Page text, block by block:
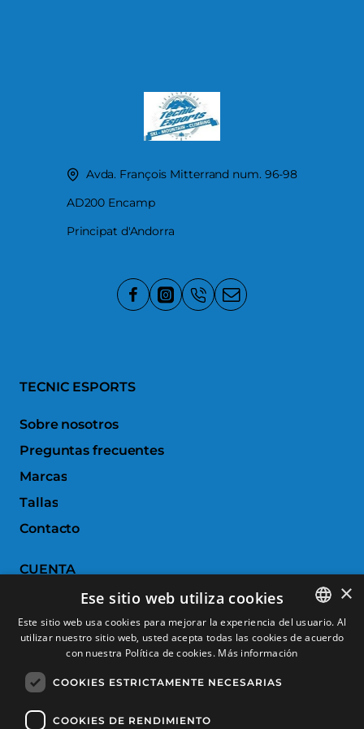
Avda. François Mitterrand num. 96-98
AD200 Encamp
Principat d'Andorra
TECNIC ESPORTS
Sobre nosotros
Preguntas frecuentes
Marcas
Tallas
Contacto
CUENTA
Historial de pedidos
Devoluciones
Productos favoritos
Comparar productos
SERVICIO AL CLIENTE
SPANISH
×
Ese sitio web utiliza cookies
Este sitio web usa cookies para mejorar la experiencia del usuario. Al
utilizar nuestro sitio web, usted acepta todas las cookies de acuerdo
con nuestra Política de cookies. Más información
COOKIES ESTRICTAMENTE NECESARIAS
COOKIES DE RENDIMIENTO